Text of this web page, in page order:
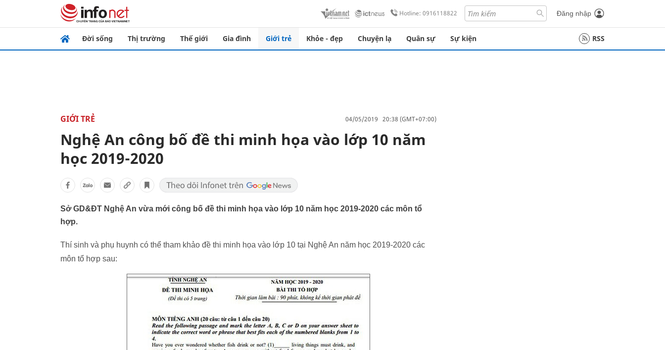
Hotline: 0916118822 Đăng nhập
Đời sống Thị trường Thế giới Gia đình Giới trẻ Khỏe - đẹp Chuyện lạ Quân sự Sự kiện RSS
GIỚI TRẺ 04/05/2019 20:38 (GMT+07:00)
Nghệ An công bố đề thi minh họa vào lớp 10 năm
học 2019-2020
Sở GD&ĐT Nghệ An vừa mới công bố đề thi minh họa vào lớp 10 năm học 2019-2020 các môn tổ
hợp.
Thí sinh và phụ huynh có thể tham khảo đề thi minh họa vào lớp 10 tại Nghệ An năm học 2019-2020 các
môn tổ hợp sau: